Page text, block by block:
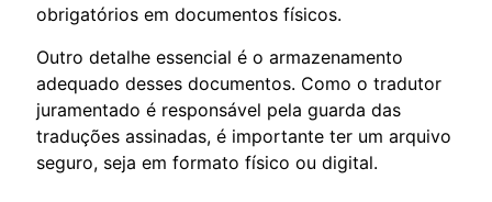
obrigatórios em documentos físicos.
Outro detalhe essencial é o armazenamento
adequado desses documentos. Como o tradutor
juramentado é responsável pela guarda das
traduções assinadas, é importante ter um arquivo
seguro, seja em formato físico ou digital.